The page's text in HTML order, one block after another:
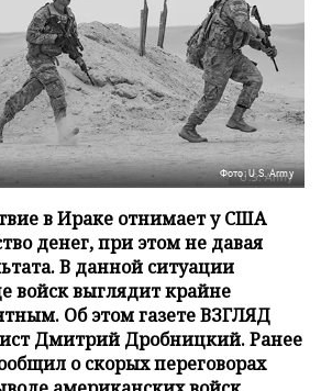
Фото: U.S. Army
в Ираке отнимает у США
денег, при этом не давая
В данной ситуации
войск выглядит крайне
Об этом газете ВЗГЛЯД
Дмитрий Дробницкий. Ранее
о скорых переговорах